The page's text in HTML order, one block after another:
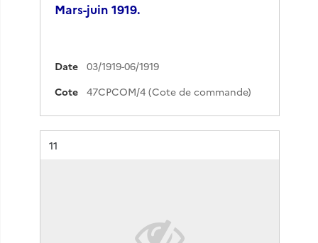
Mars-juin 1919.
Date
03/1919-06/1919
Cote
47CPCOM/4 (Cote de commande)
Résultat n°
11